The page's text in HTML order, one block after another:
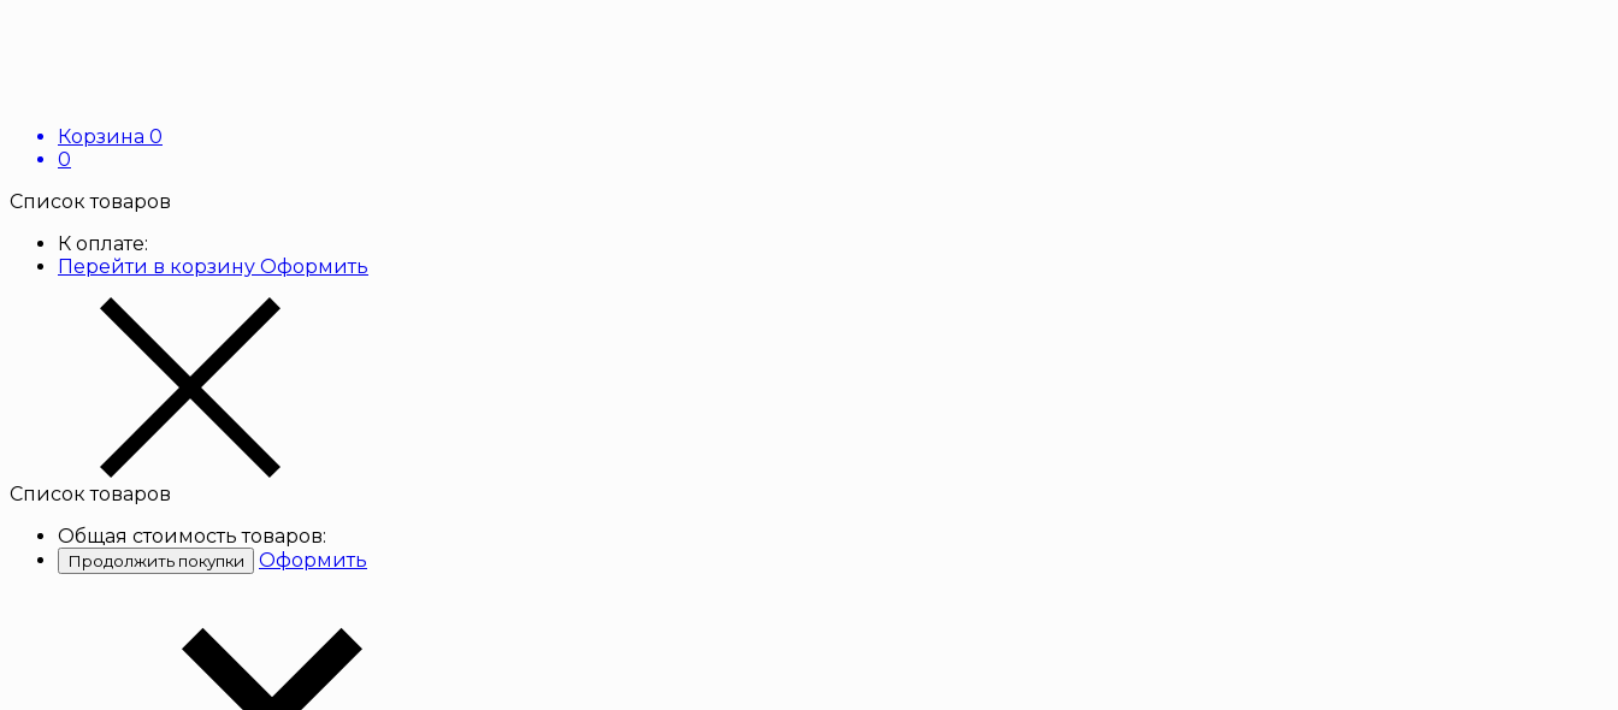
Корзина 0
0
Список товаров
К оплате:
Перейти в корзину Оформить
Список товаров
Общая стоимость товаров:
Продолжить покупки Оформить